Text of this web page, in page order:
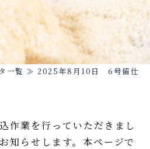
一覧 ≫2025年8月10日 6号留仕
作業を行っていただきまし
知らせします。 本ページで